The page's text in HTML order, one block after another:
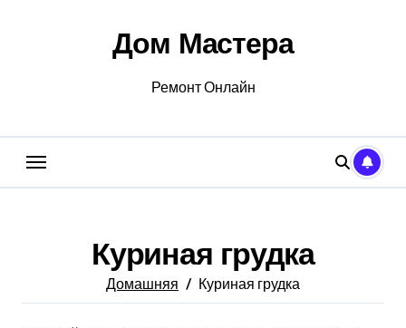
Дом Мастера
Ремонт Онлайн
Куриная грудка
Домашняя Куриная грудка